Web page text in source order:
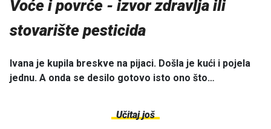
Voće i povrće - izvor zdravlja ili
stovarište pesticida
Ivana je kupila breskve na pijaci. Došla je kući i pojela
jednu. A onda se desilo gotovo isto ono što…
Učitaj još